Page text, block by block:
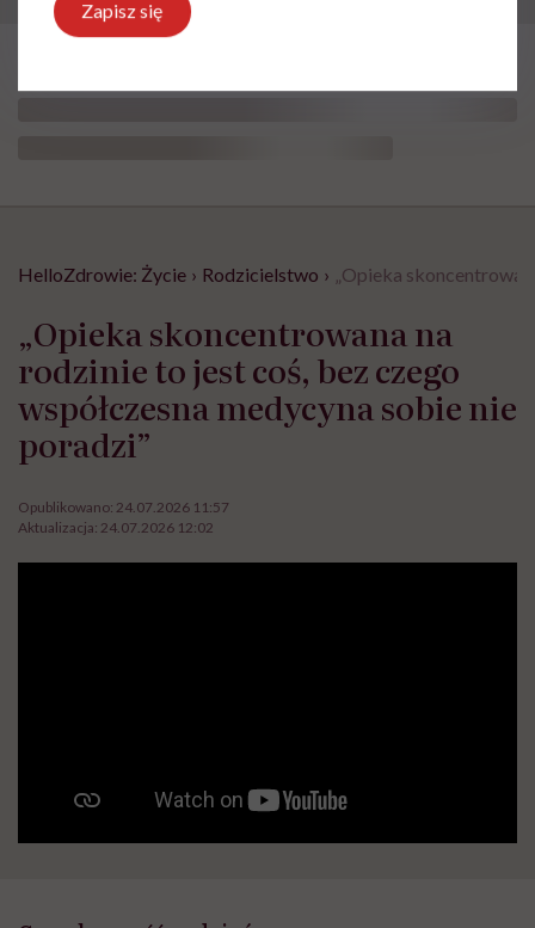
HelloZdrowie: Życie › Rodzicielstwo › „Opieka
„Opieka skoncentrowana na
rodzinie to jest coś, bez czego
współczesna medycyna sobie nie
poradzi”
Opublikowano: 24.07.2026 11:57
Aktualizacja: 24.07.2026 12:02
Zapisz się